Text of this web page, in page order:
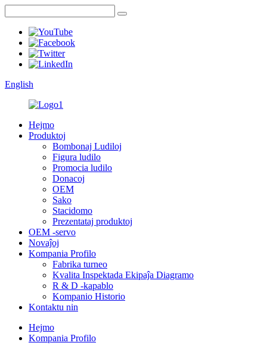
English
Hejmo
Produktoj
Bombonaj Ludiloj
Figura ludilo
Promocia ludilo
Donacoj
OEM
Sako
Stacidomo
Prezentataj produktoj
OEM -servo
Novaĵoj
Kompania Profilo
Fabrika turneo
Kvalita Inspektada Ekipaĵa Diagramo
R & D -kapablo
Kompanio Historio
Kontaktu nin
Hejmo
Kompania Profilo